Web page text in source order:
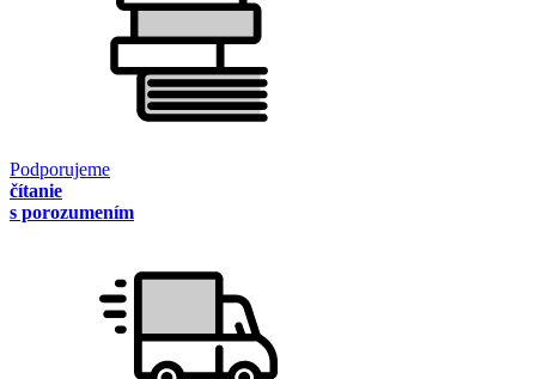
Podporujeme
čítanie
s porozumením